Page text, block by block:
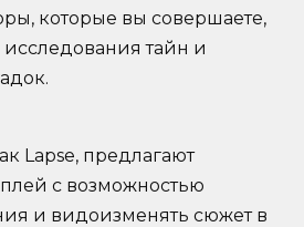
которые вы совершаете,
тайн и
Lapse, предлагают
с возможностью
и видоизменять сюжет в